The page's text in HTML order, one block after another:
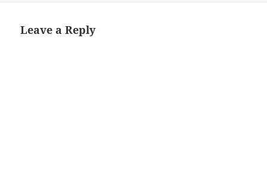
Leave a Reply